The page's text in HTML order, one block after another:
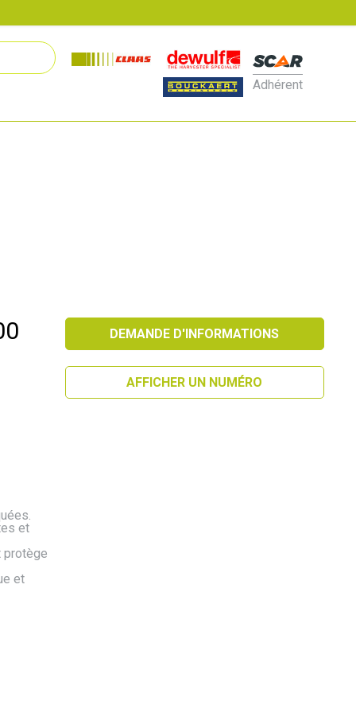
Adhérent
et
protège
et
DEMANDE D'INFORMATIONS
AFFICHER UN NUMÉRO